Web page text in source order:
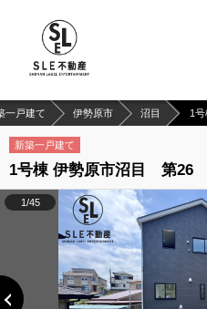
一戸建て 伊勢原市 沼目 1
新築一戸建て
1号棟 伊勢原市沼目 第
1/45